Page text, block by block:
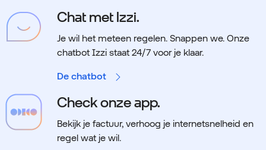
Chat met Izzi.
Je wil het meteen regelen. Snappen we. Onze
chatbot Izzi staat 24/7 voor je klaar.
De chatbot
Check onze app.
Bekijk je factuur, verhoog je internetsnelheid en
regel wat je wil.